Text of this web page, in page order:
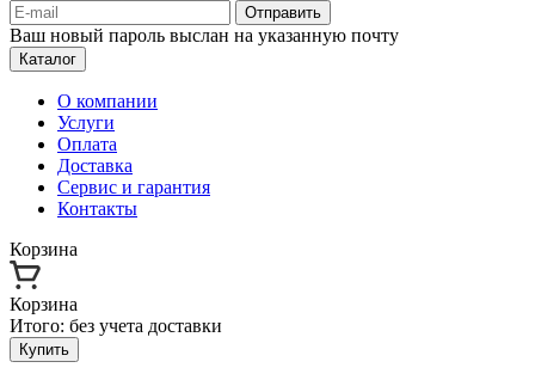
Отправить
Ваш новый пароль выслан на указанную почту
Каталог
О компании
Услуги
Оплата
Доставка
Сервис и гарантия
Контакты
Корзина
Корзина
Итого: без учета доставки
Купить